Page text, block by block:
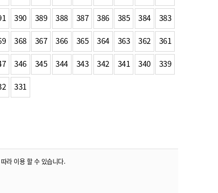
390 389 388 387 386 385 384
383
368 367 366 365 364 363 362
361
346 345 344 343 342 341 340
339
331
라 이용 할 수 있습니다.